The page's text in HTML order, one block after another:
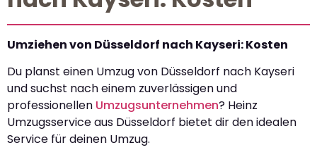
Umziehen von Düsseldorf nach Kayseri: Kosten
Du planst einen Umzug von Düsseldorf nach Kayseri
und suchst nach einem zuverlässigen und
professionellen Umzugsunternehmen? Heinz
Umzugsservice aus Düsseldorf bietet dir den idealen
Service für deinen Umzug.